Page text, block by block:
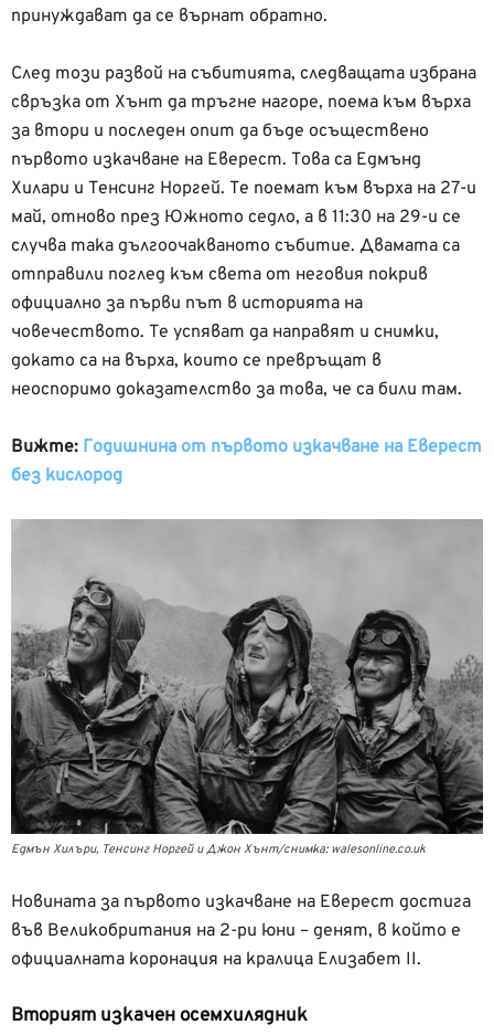
принуждават да се върнат обратно.
След този развой на събитията, следващата избрана
свръзка от Хънт да тръгне нагоре, поема към върха
за втори и последен опит да бъде осъществено
първото изкачване на Еверест. Това са Едмънд
Хилари и Тенсинг Норгей. Те поемат към върха на 27-и
май, отново през Южното седло, а в 11:30 на 29-и се
случва така дългоочакваното събитие. Двамата са
отправили поглед към света от неговия покрив
официално за първи път в историята на
човечеството. Те успяват да направят и снимки,
докато са на върха, които се превръщат в
неоспоримо доказателство за това, че са били там.
Вижте: Годишнина от първото изкачване на Еверест
без кислород
Едмън Хилъри, Тенсинг Норгей и Джон Хънт/снимка: walesonline.co.uk
Новината за първото изкачване на Еверест достига
във Великобритания на 2-ри юни – денят, в който е
официалната коронация на кралица Елизабет II.
Вторият изкачен осемхилядник